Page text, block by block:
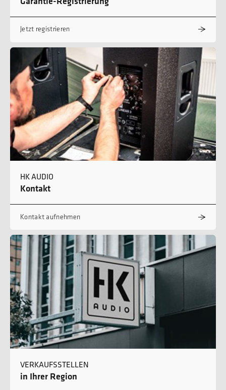
Jetzt registrieren
HK AUDIO
Kontakt
Kontakt aufnehmen
VERKAUFSSTELLEN
in Ihrer Region